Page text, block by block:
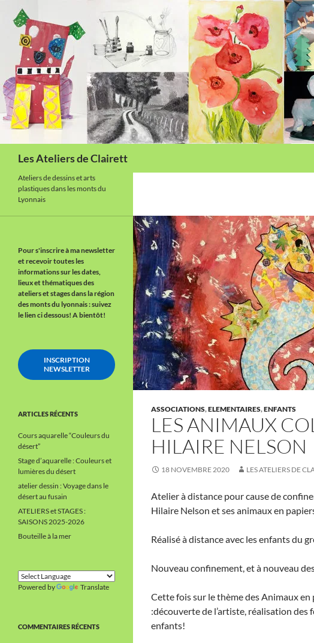
contenu
Les Ateliers de Clairett
ASSOCIATIONS,ELEMENTAIRES,ENFANTS
LES ANIMAUX
HILAIRE NELSON
18 NOVEMBRE 2020 LES ATELIERS DE
Atelier à distance pour cause de
Hilaire Nelson et ses animaux en
Réalisé à distance avec les enfants du
Nouveau confinement, et à nouveau
Cette fois sur le thème des Animaux
:découverte de l’artiste, réalisation
enfants!
Ateliers de dessins et arts
plastiques dans les monts du
Lyonnais
Pour s'inscrire à ma newsletter
et recevoir toutes les
informations sur les dates,
lieux et thématiques des
ateliers et stages dans la région
des monts du lyonnais : suivez
le lien ci dessous! A bientôt!
INSCRIPTION
NEWSLETTER
ARTICLES RÉCENTS
Cours aquarelle “Couleurs du
désert”
Stage d’aquarelle : Couleurs et
lumières du désert
atelier dessin : Voyage dans le
désert au fusain
ATELIERS et STAGES :
SAISONS 2025-2026
Bouteille à la mer
Powered by Translate
COMMENTAIRES RÉCENTS